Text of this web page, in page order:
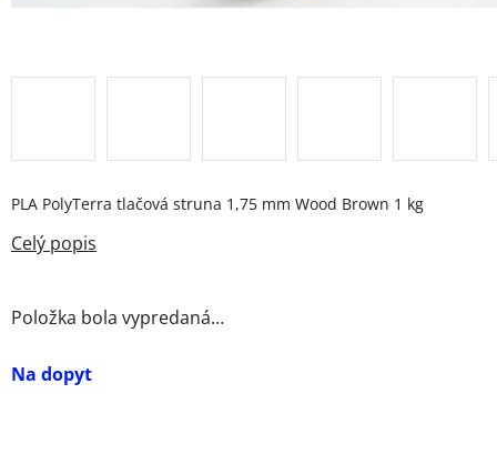
Na dopyt
Položka bola vypredaná…
PLA PolyTerra tlačová struna 1,75 mm Wood Brown 1 kg